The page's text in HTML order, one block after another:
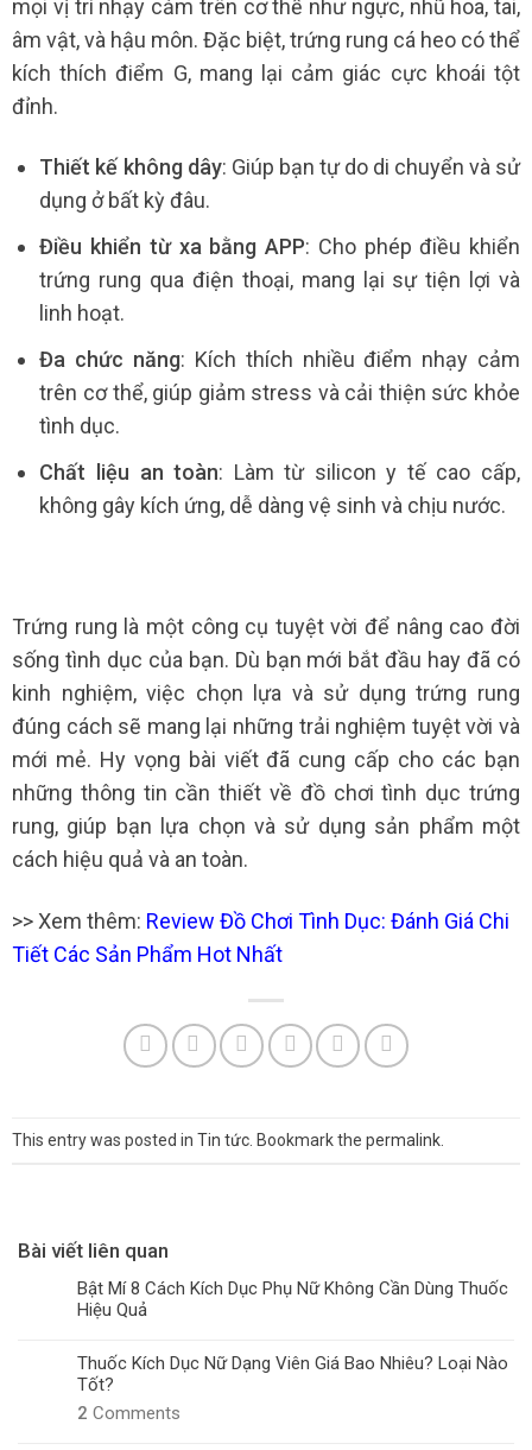
mọi vị trí nhạy cảm trên cơ thể như ngực, nhũ hoa, tai,
âm vật, và hậu môn. Đặc biệt, trứng rung cá heo có thể
kích thích điểm G, mang lại cảm giác cực khoái tột
đỉnh.
Thiết kế không dây: Giúp bạn tự do di chuyển và sử
dụng ở bất kỳ đâu.
Điều khiển từ xa bằng APP: Cho phép điều khiển
trứng rung qua điện thoại, mang lại sự tiện lợi và
linh hoạt.
Đa chức năng: Kích thích nhiều điểm nhạy cảm
trên cơ thể, giúp giảm stress và cải thiện sức khỏe
tình dục.
Chất liệu an toàn: Làm từ silicon y tế cao cấp,
không gây kích ứng, dễ dàng vệ sinh và chịu nước.
Trứng rung là một công cụ tuyệt vời để nâng cao đời
sống tình dục của bạn. Dù bạn mới bắt đầu hay đã có
kinh nghiệm, việc chọn lựa và sử dụng trứng rung
đúng cách sẽ mang lại những trải nghiệm tuyệt vời và
mới mẻ. Hy vọng bài viết đã cung cấp cho các bạn
những thông tin cần thiết về đồ chơi tình dục trứng
rung, giúp bạn lựa chọn và sử dụng sản phẩm một
cách hiệu quả và an toàn.
>> Xem thêm: Review Đồ Chơi Tình Dục: Đánh Giá Chi
Tiết Các Sản Phẩm Hot Nhất
This entry was posted in Tin tức . Bookmark the permalink
Bài viết liên quan
Bật Mí 8 Cách Kích Dục Phụ Nữ Không Cần Dùng Thuốc
Hiệu Quả
Thuốc Kích Dục Nữ Dạng Viên Giá Bao Nhiêu? Loại Nào
Tốt?
2 Comments